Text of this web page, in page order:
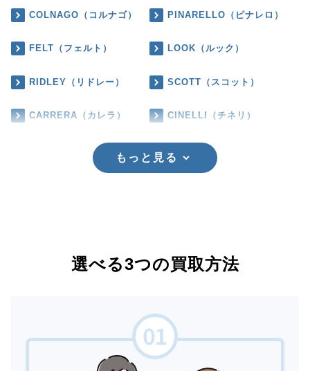
COLNAGO（コルナゴ） PINARELLO（ピナレロ）
FELT（フェルト） LOOK（ルック）
RIDLEY（リドレー） SCOTT（スコット）
CARRERA（カレラ） CINELLI（チネリ）
もっと見る
選べる3つの買取方法